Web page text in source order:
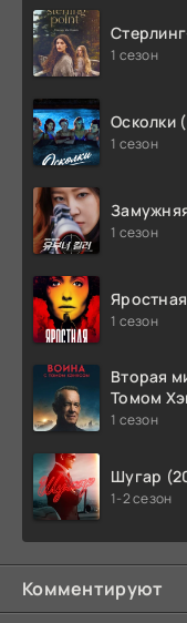
1 сезон
Осколки
1 сезон
1 сезон
1 сезон
Вторая
Томом
1 сезон
Шугар
1-2 сезон
Комментируют